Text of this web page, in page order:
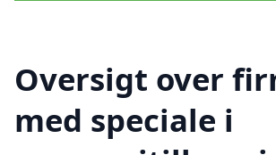
Oversigt over
med speciale i